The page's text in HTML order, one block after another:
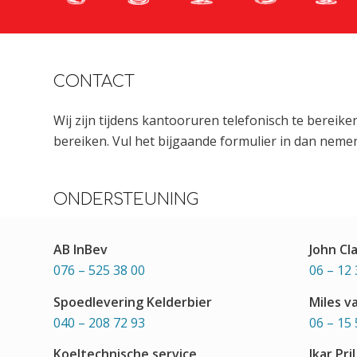
CONTACT
Wij zijn tijdens kantooruren telefonisch te
bereiken. Vul het bijgaande formulier in dan
ONDERSTEUNING
AB InBev
076 – 525 38 00
Spoedlevering Kelderbier
040 – 208 72 93
John
06 – 12
Miles
06 – 15